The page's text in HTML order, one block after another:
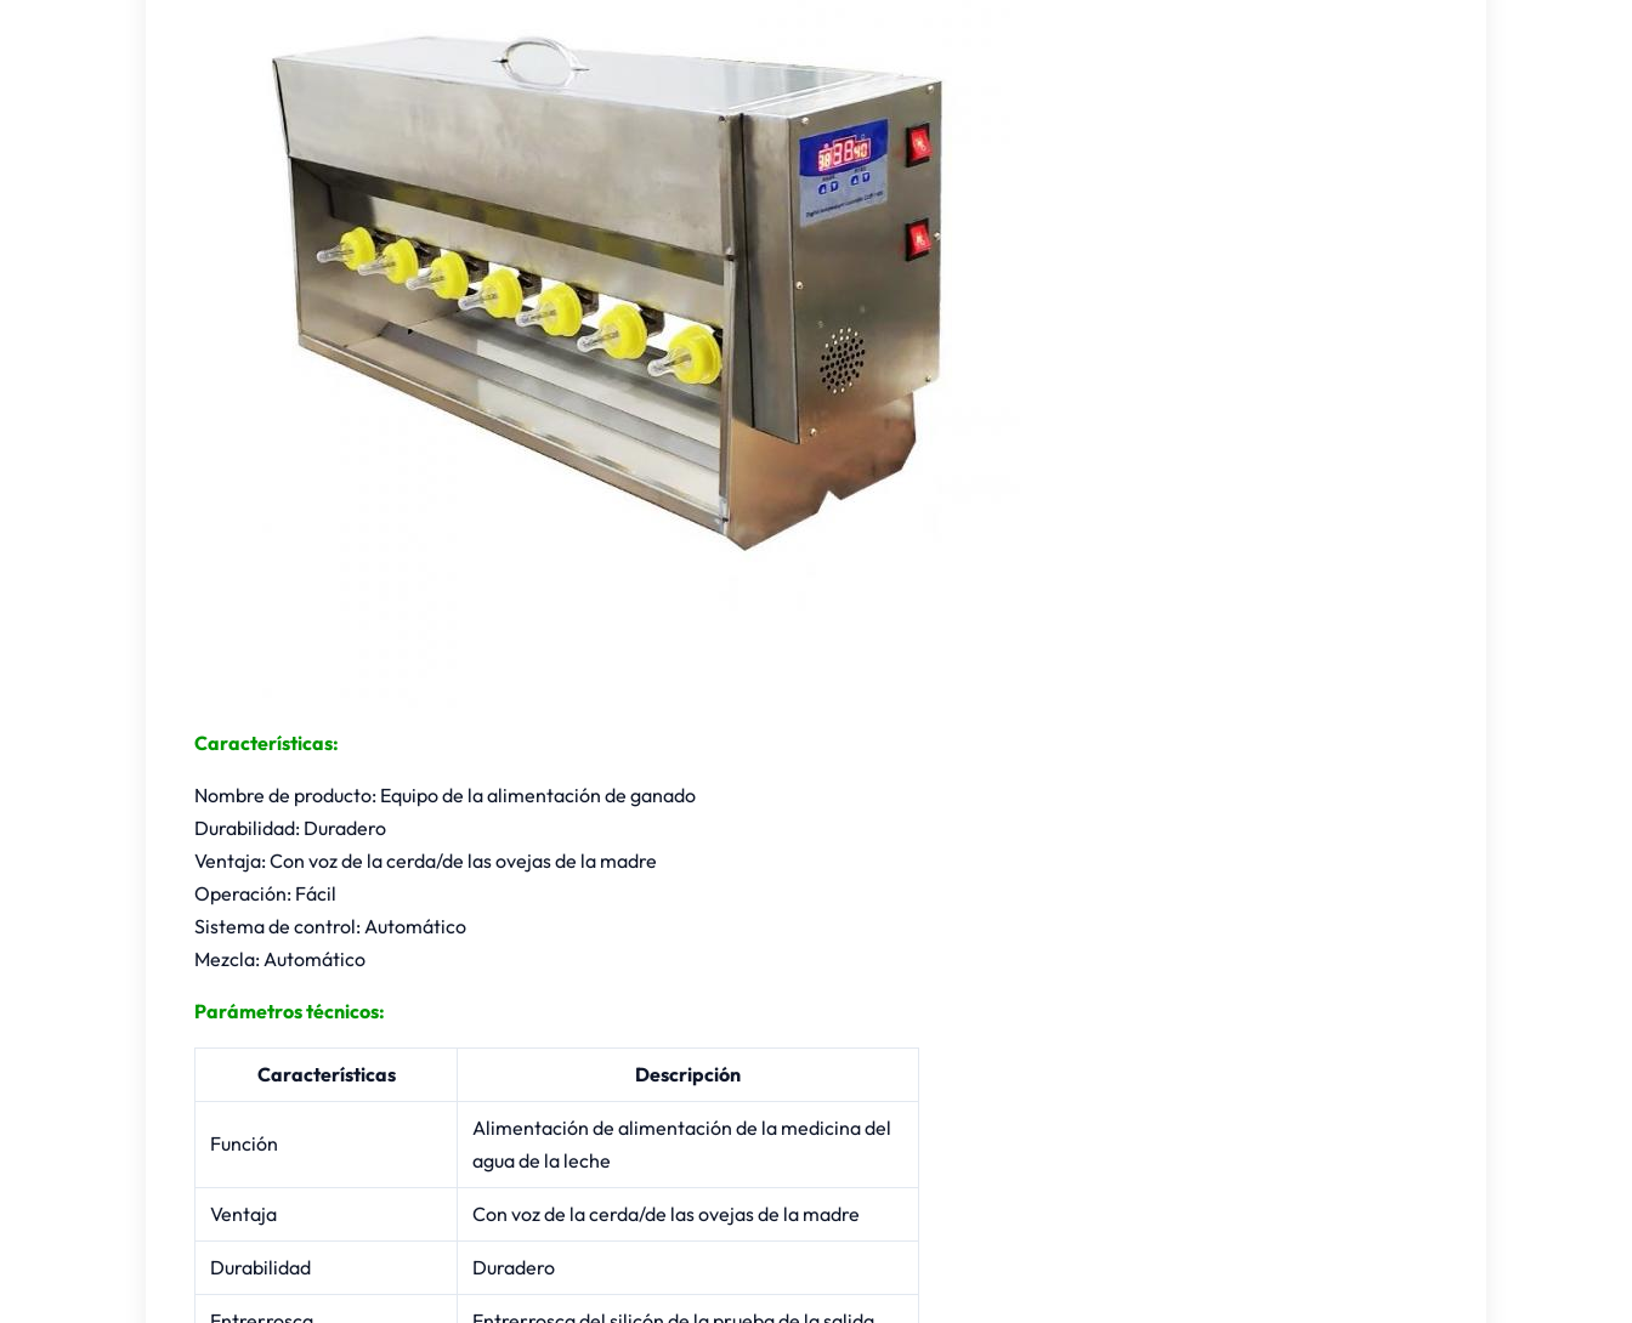
Características:
Nombre de producto: Equipo de la alimentación de ganado
Durabilidad: Duradero
Ventaja: Con voz de la cerda/de las ovejas de la madre
Operación: Fácil
Sistema de control: Automático
Mezcla: Automático
Parámetros técnicos:
Características Descripción
Función
Alimentación de alimentación de la medicina del
agua de la leche
Ventaja Con voz de la cerda/de las ovejas de la madre
Durabilidad Duradero